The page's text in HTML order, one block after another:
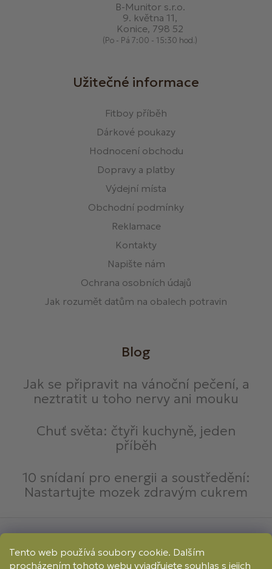
Tento web používá soubory cookie. Dalším
procházením tohoto webu vyjadřujete souhlas s jejich
B-Munitor s.r.o.
9. května 11,
Konice, 798 52
(Po - Pá 7:00 - 15:30 hod.)
Užitečné informace
Fitboy příběh
Dárkové poukazy
Hodnocení obchodu
Dopravy a platby
Výdejní místa
Obchodní podmínky
Reklamace
Kontakty
Napište nám
Ochrana osobních údajů
Jak rozumět datům na obalech potravin
Blog
Jak se připravit na vánoční pečení, a
neztratit u toho nervy ani mouku
Chuť světa: čtyři kuchyně, jeden
příběh
10 snídaní pro energii a soustředění:
Nastartujte mozek zdravým cukrem
Online Převod Dobírka